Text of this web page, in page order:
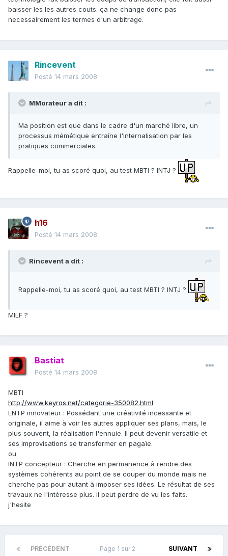
baisser les les autres couts. ça ne change donc pas
necessairement les termes d'un arbitrage.
Rincevent
Posté 14 mars 2008
MMorateur a dit :
Ma position est que dans le cadre d'un marché libre, un
processus mémétique entraîne l'internalisation par les
pratiques commerciales.
Rappelle-moi, tu as scoré quoi, au test MBTI ? INTJ ?
h16
Posté 14 mars 2008
Rincevent a dit :
Rappelle-moi, tu as scoré quoi, au test MBTI ? INTJ ?
MILF ?
Bastiat
Posté 14 mars 2008
MBTI
http://www.keyros.net/categorie-350082.html
ENTP innovateur : Possédant une créativité incessante et
originale, il aime à voir les autres appliquer ses plans, mais, le
plus souvent, la réalisation l'ennuie. Il peut devenir versatile et
ses improvisations se transformer en pagaïe.
ou
INTP concepteur : Cherche en permanence à rendre des
systèmes cohérents au point de se couper du monde mais ne
cherche pas pour autant à imposer ses idées. Le résultat de ses
travaux ne l'intéresse plus. il peut perdre de vu les faits.
j'hesite
PRÉCÉDENT SUIVANT
Page 1 sur 2